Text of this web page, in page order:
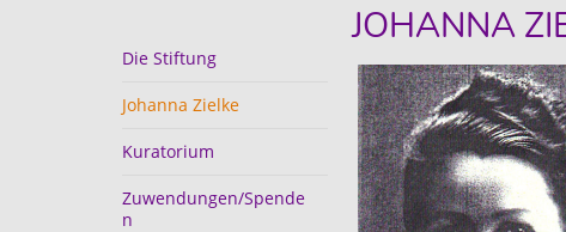
Die Stiftung
Johanna Zielke
Kuratorium
Zuwendungen/Spende
n
JOHANNA